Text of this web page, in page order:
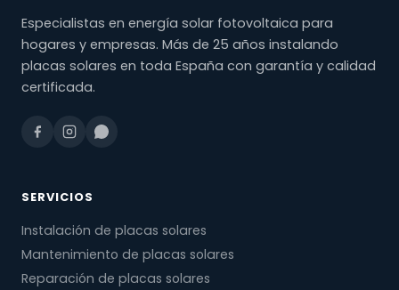
Especialistas en energía solar fotovoltaica para
hogares y empresas. Más de 25 años instalando
placas solares en toda España con garantía y calidad
certificada.
SERVICIOS
Instalación de placas solares
Mantenimiento de placas solares
Reparación de placas solares